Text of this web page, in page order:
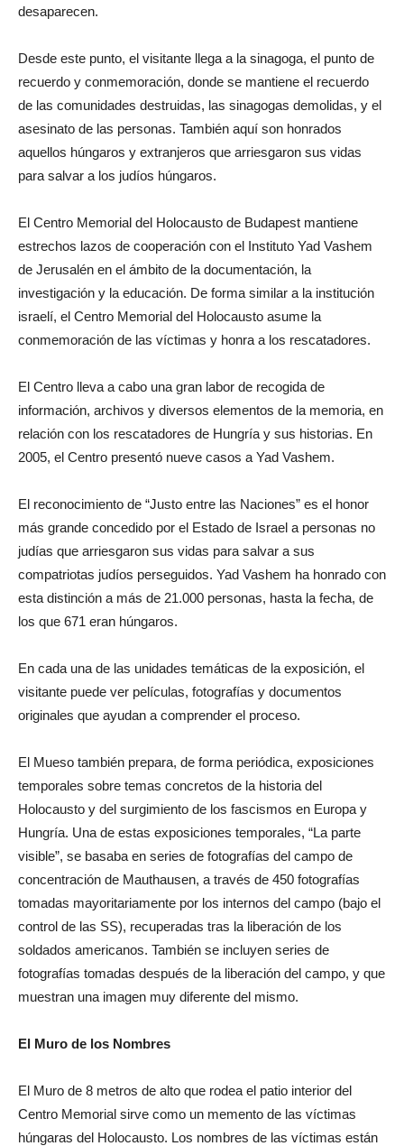
desaparecen.
Desde este punto, el visitante llega a la sinagoga, el punto de
recuerdo y conmemoración, donde se mantiene el recuerdo
de las comunidades destruidas, las sinagogas demolidas, y el
asesinato de las personas. También aquí son honrados
aquellos húngaros y extranjeros que arriesgaron sus vidas
para salvar a los judíos húngaros.
El Centro Memorial del Holocausto de Budapest mantiene
estrechos lazos de cooperación con el Instituto Yad Vashem
de Jerusalén en el ámbito de la documentación, la
investigación y la educación. De forma similar a la institución
israelí, el Centro Memorial del Holocausto asume la
conmemoración de las víctimas y honra a los rescatadores.
El Centro lleva a cabo una gran labor de recogida de
información, archivos y diversos elementos de la memoria, en
relación con los rescatadores de Hungría y sus historias. En
2005, el Centro presentó nueve casos a Yad Vashem.
El reconocimiento de “Justo entre las Naciones” es el honor
más grande concedido por el Estado de Israel a personas no
judías que arriesgaron sus vidas para salvar a sus
compatriotas judíos perseguidos. Yad Vashem ha honrado con
esta distinción a más de 21.000 personas, hasta la fecha, de
los que 671 eran húngaros.
En cada una de las unidades temáticas de la exposición, el
visitante puede ver películas, fotografías y documentos
originales que ayudan a comprender el proceso.
El Mueso también prepara, de forma periódica, exposiciones
temporales sobre temas concretos de la historia del
Holocausto y del surgimiento de los fascismos en Europa y
Hungría. Una de estas exposiciones temporales, “La parte
visible”, se basaba en series de fotografías del campo de
concentración de Mauthausen, a través de 450 fotografías
tomadas mayoritariamente por los internos del campo (bajo el
control de las SS), recuperadas tras la liberación de los
soldados americanos. También se incluyen series de
fotografías tomadas después de la liberación del campo, y que
muestran una imagen muy diferente del mismo.
El Muro de los Nombres
El Muro de 8 metros de alto que rodea el patio interior del
Centro Memorial sirve como un memento de las víctimas
húngaras del Holocausto. Los nombres de las víctimas están